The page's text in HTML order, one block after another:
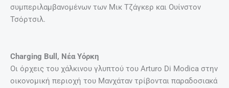
συμπεριλαμβανομένων των Μικ Τζάγκερ και Ουίνστον
Τσόρτσιλ.
Charging Bull, Νέα Υόρκη
Οι όρχεις του χάλκινου γλυπτού του Arturo Di Modica στην
οικονομική περιοχή του Μανχάταν τρίβονται παραδοσιακά